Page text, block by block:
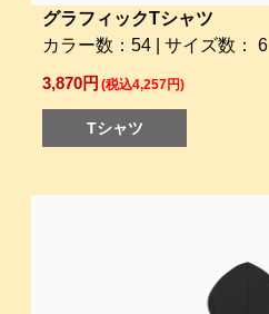
グラフィックTシャツ
カラー数：54 | サイズ数： 6
3,870円 (税込4,257円)
Tシャツ